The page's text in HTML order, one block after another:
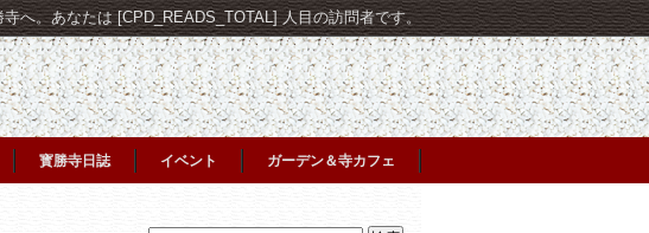
寺へ。あなたは [CPD_READS_TOTAL] 人目の訪問者です。
寳勝寺日誌 イベント ガーデン＆寺カフェ